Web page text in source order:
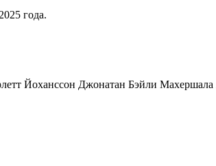
года.
Йоханссон Джонатан Бэйли